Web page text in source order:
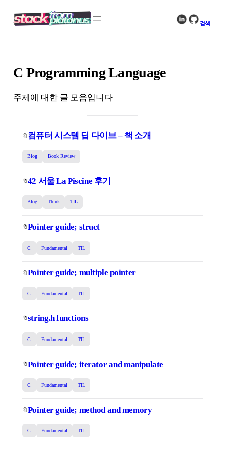
검색
C Programming Language
주제에 대한 글 모음입니다
🔖 컴퓨터 시스템 딥 다이브 – 책 소개
Blog Book Review
🔖42 서울 La Piscine 후기
Blog Think TIL
🔖Pointer guide; struct
C Fundamental TIL
🔖Pointer guide; multiple pointer
C Fundamental TIL
🔖string.h functions
C Fundamental TIL
🔖Pointer guide; iterator and manipulate
C Fundamental TIL
🔖Pointer guide; method and memory
C Fundamental TIL